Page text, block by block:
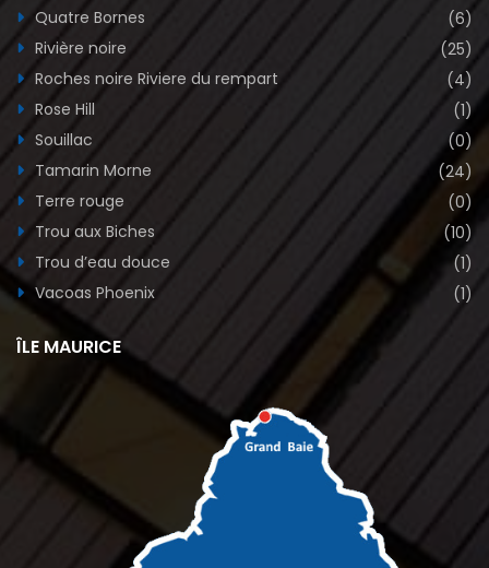
Quatre Bornes
(6)
Rivière noire
(25)
Roches noire Riviere du rempart
(4)
Rose Hill
(1)
Souillac
(0)
Tamarin Morne
(24)
Terre rouge
(0)
Trou aux Biches
(10)
Trou d’eau douce
(1)
Vacoas Phoenix
(1)
ÎLE MAURICE